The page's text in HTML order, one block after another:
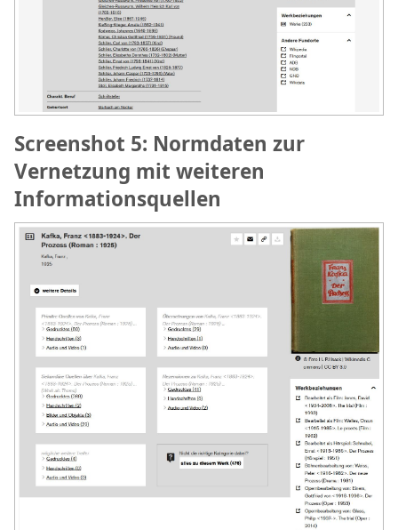
Screenshot 5: Normdaten zur
Vernetzung mit weiteren
Informationsquellen